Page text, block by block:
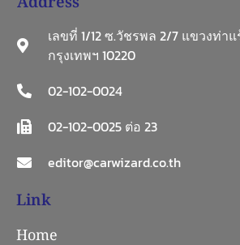
เลขที่ 1/12 ซ.วัชรพล 2/7 แขวงท่าแ
กรุงเทพฯ 10220
02-102-0024
02-102-0025 ต่อ 23
editor@carwizard.co.th
Link
Home